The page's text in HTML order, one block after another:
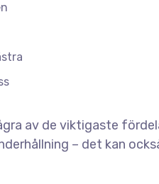
av de viktigaste
– det kan